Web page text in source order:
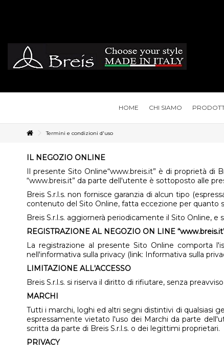
HOME CHI SIAMO
Termini e condizioni d'uso
IL NEGOZIO ONLINE
Il presente Sito Online“www.breis.it” è di proprietà di
“www.breis.it” da parte dell'utente è sottoposto alle
Breis S.r.l.s. non fornisce garanzia di alcun tipo
contenuto del Sito Online, fatta eccezione per
Breis S.r.l.s. aggiornerà periodicamente il Sito Online,
REGISTRAZIONE AL NEGOZIO ON LINE
La registrazione al presente Sito Online comporta
nell'informativa sulla privacy (link: Informativa sulla
LIMITAZIONE ALL'ACCESSO
Breis S.r.l.s. si riserva il diritto di rifiutare, senza
MARCHI
Tutti i marchi, loghi ed altri segni distintivi di qualsiasi
espressamente vietato l'uso dei Marchi da parte
scritta da parte di Breis S.r.l.s. o dei legittimi proprietari.
PRIVACY